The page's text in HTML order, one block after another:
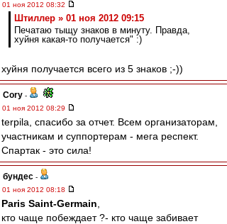
01 ноя 2012 08:32
Штиллер » 01 ноя 2012 09:15
Печатаю тыщу знаков в минуту. Правда,
хуйня какая-то получается" :)
хуйня получается всего из 5 знаков ;-))
Cory -
01 ноя 2012 08:29
terpila, спасибо за отчет. Всем организаторам,
участникам и суппортерам - мега респект.
Спартак - это сила!
бундес -
01 ноя 2012 08:18
Paris Saint-Germain
кто чаще побеждает ?- кто чаще забивает